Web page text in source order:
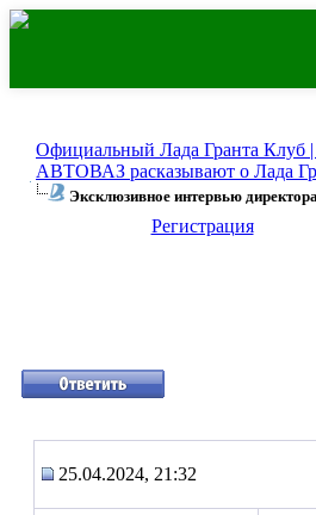
Официальный Лада Гранта Клуб
АВТОВАЗ расказывают о Лада
Эксклюзивное интервью
Регистрация
25.04.2024, 21:32